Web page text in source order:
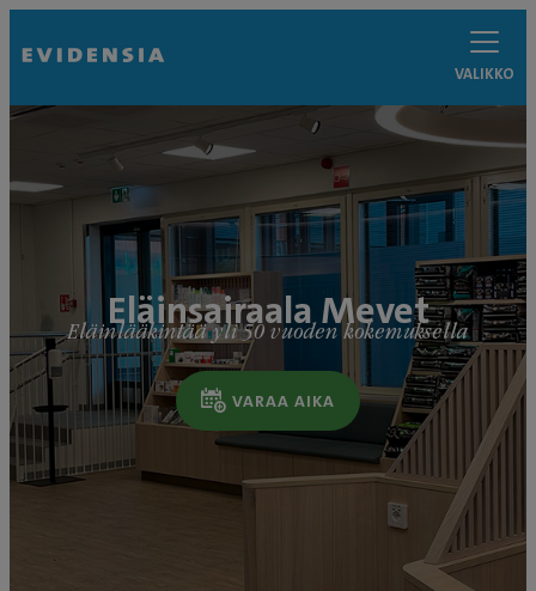
VALIKKO
Eläinsairaala Mevet
Eläinlääkintää yli 50 vuoden kokemuksella
VARAA AIKA